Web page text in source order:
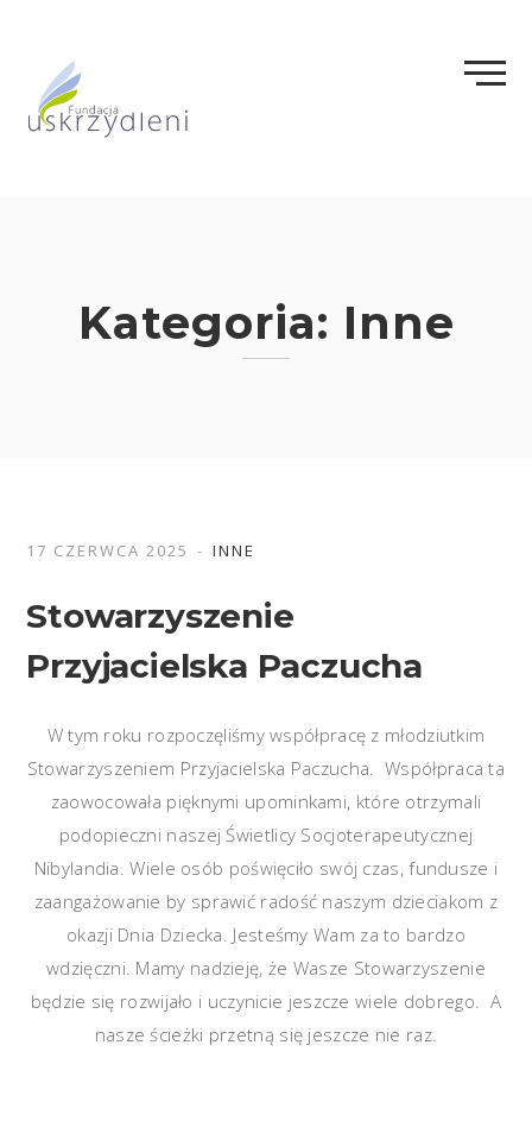
content
Kategoria: Inne
17 CZERWCA 2025 INNE
Stowarzyszenie
Przyjacielska Paczucha
W tym roku rozpoczęliśmy współpracę z młodziutkim
Stowarzyszeniem Przyjacielska Paczucha. Współpraca ta
zaowocowała pięknymi upominkami, które otrzymali
podopieczni naszej Świetlicy Socjoterapeutycznej
Nibylandia. Wiele osób poświęciło swój czas, fundusze i
zaangażowanie by sprawić radość naszym dzieciakom z
okazji Dnia Dziecka. Jesteśmy Wam za to bardzo
wdzięczni. Mamy nadzieję, że Wasze Stowarzyszenie
będzie się rozwijało i uczynicie jeszcze wiele dobrego. A
nasze ścieżki przetną się jeszcze nie raz.